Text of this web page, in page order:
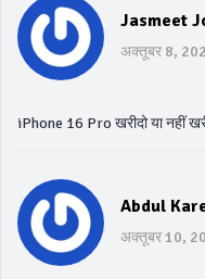
Jasmeet
अक्तूबर 8,
iPhone 16 Pro खरीदो या नहीं
Abdul
अक्तूबर 10,